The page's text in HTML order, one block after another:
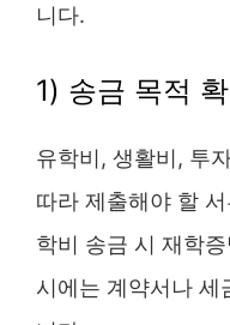
니다.
1) 송금 목적
유학비, 생활비, 투
따라 제출해야 할
학비 송금 시 재학
시에는 계약서나 세